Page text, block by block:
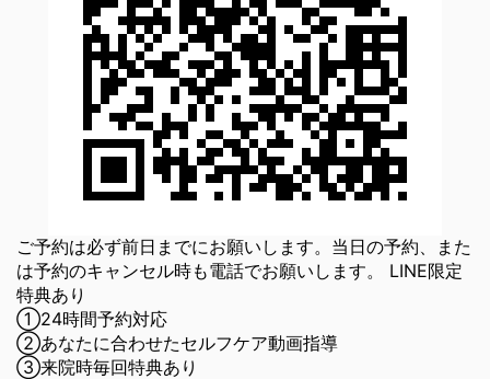
ご予約は必ず前日までにお願いします。当日の予約、また
は予約のキャンセル時も電話でお願いします。 LINE限定
特典あり
①24時間予約対応
②あなたに合わせたセルフケア動画指導
③来院時毎回特典あり